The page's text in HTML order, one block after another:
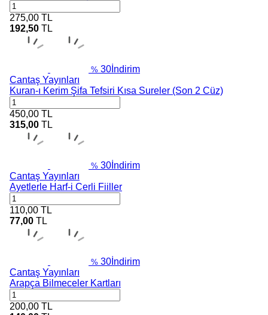
275,00 TL
192,50 TL
% 30 İndirim
Cantaş Yayınları
Kuran-ı Kerim Şifa Tefsiri Kısa Sureler (Son 2 Cüz)
450,00 TL
315,00 TL
% 30 İndirim
Cantaş Yayınları
Ayetlerle Harf-i Cerli Fiiller
110,00 TL
77,00 TL
% 30 İndirim
Cantaş Yayınları
Arapça Bilmeceler Kartları
200,00 TL